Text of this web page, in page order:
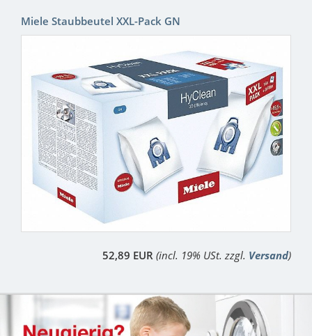
Miele Staubbeutel XXL-Pack GN
52,89 EUR (incl. 19% USt. zzgl. Versand)